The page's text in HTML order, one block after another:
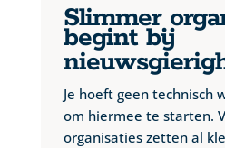
Slimmer
begint bij
Je hoeft geen technisch
om hiermee te starten.
organisaties zetten al